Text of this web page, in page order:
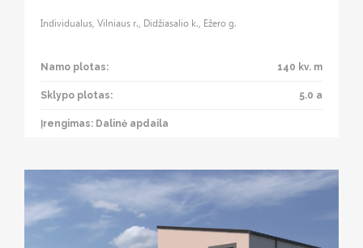
Individualus, Vilniaus r., Didžiasalio k., Ežero g.
Namo plotas: 140 kv. m
Sklypo plotas: 5.0 a
Įrengimas: Dalinė apdaila